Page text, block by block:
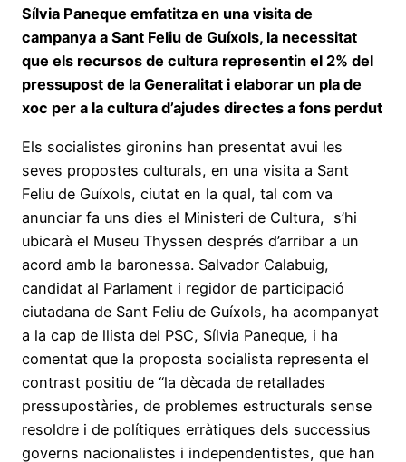
Sílvia Paneque emfatitza en una visita de
campanya a Sant Feliu de Guíxols, la necessitat
que els recursos de cultura representin el 2% del
pressupost de la Generalitat i elaborar un pla de
xoc per a la cultura d’ajudes directes a fons perdut
Els socialistes gironins han presentat avui les
seves propostes culturals, en una visita a Sant
Feliu de Guíxols, ciutat en la qual, tal com va
anunciar fa uns dies el Ministeri de Cultura, s’hi
ubicarà el Museu Thyssen després d’arribar a un
acord amb la baronessa. Salvador Calabuig,
candidat al Parlament i regidor de participació
ciutadana de Sant Feliu de Guíxols, ha acompanyat
a la cap de llista del PSC, Sílvia Paneque, i ha
comentat que la proposta socialista representa el
contrast positiu de “la dècada de retallades
pressupostàries, de problemes estructurals sense
resoldre i de polítiques erràtiques dels successius
governs nacionalistes i independentistes, que han